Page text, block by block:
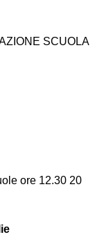
SCUOLA
ore 12.30 20